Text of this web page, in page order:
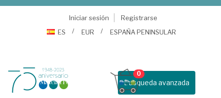
Iniciar sesión
Registrarse
ES
EUR ESPAÑA PENINSULAR
Busqueda avanzada
0